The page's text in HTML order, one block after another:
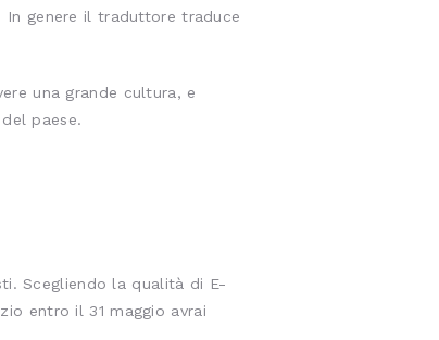
genere il traduttore traduce
una grande cultura, e
paese.
Scegliendo la qualità di E-
entro il 31 maggio avrai